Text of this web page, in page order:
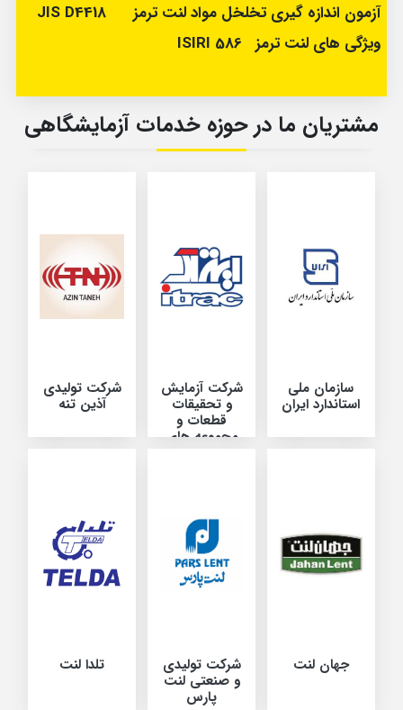
آزمون اندازه گیری تخلخل مواد لنت ترمز JIS D4418
ویژگی های لنت ترمز 586 ISIRI
مشتریان ما در حوزه خدمات آزمایشگاهی
سازمان ملی
استاندارد ایران
شرکت آزمایش
و تحقیقات
قطعات و
مجموعه های
شرکت تولیدی
آذین تنه
جهان لنت شرکت تولیدی
و صنعتی لنت
پارس
تلدا لنت